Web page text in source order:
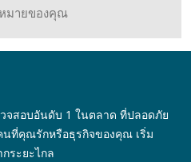
มายของคุณ
จสอบอันดับ 1 ในตลาด ที่ปลอดภัย
นที่คุณรักหรือธุรกิจของคุณ เริ่ม
ระยะไกล